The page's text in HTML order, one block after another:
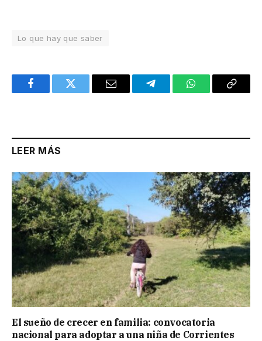
Lo que hay que saber
FacebookTwitter Email TelegramWhatsAppCopy
LEER MÁS
El sueño de crecer en familia: convocatoria
nacional para adoptar a una niña de Corrientes